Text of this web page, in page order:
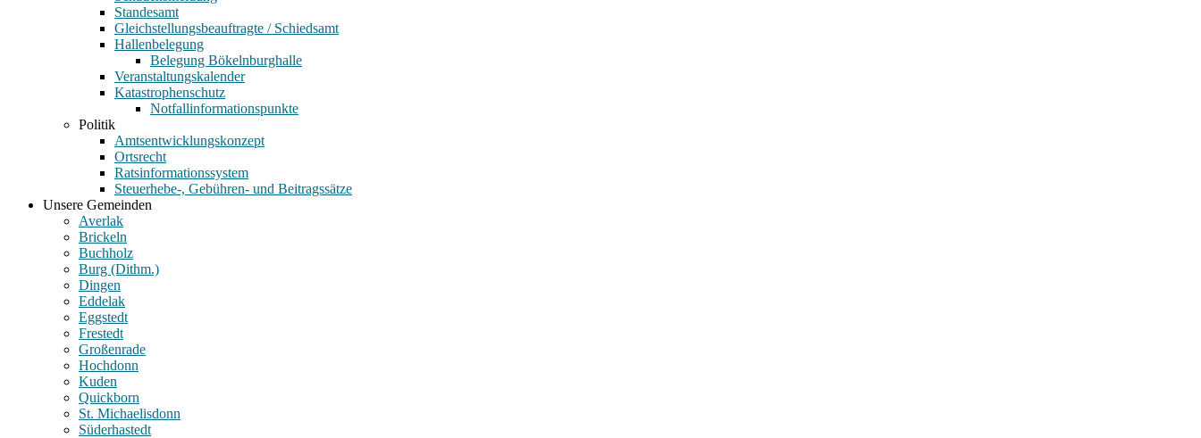
Standesamt
Gleichstellungsbeauftragte / Schiedsamt
Hallenbelegung
Belegung Bökelnburghalle
Veranstaltungskalender
Katastrophenschutz
Notfallinformationspunkte
Politik
Amtsentwicklungskonzept
Ortsrecht
Ratsinformationssystem
Steuerhebe-, Gebühren- und Beitragssätze
Unsere Gemeinden
Averlak
Brickeln
Buchholz
Burg (Dithm.)
Dingen
Eddelak
Eggstedt
Frestedt
Großenrade
Hochdonn
Kuden
Quickborn
St. Michaelisdonn
Süderhastedt